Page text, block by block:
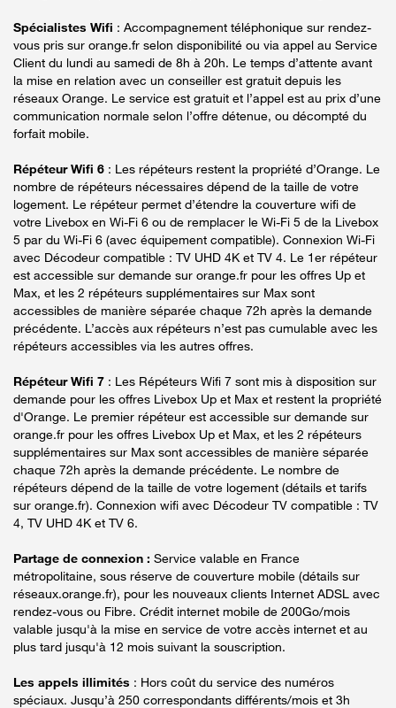
Spécialistes Wifi : Accompagnement téléphonique sur rendez-
vous pris sur orange.fr selon disponibilité ou via appel au Service
Client du lundi au samedi de 8h à 20h. Le temps d’attente avant
la mise en relation avec un conseiller est gratuit depuis les
réseaux Orange. Le service est gratuit et l’appel est au prix d’une
communication normale selon l’offre détenue, ou décompté du
forfait mobile.
Répéteur Wifi 6 : Les répéteurs restent la propriété d’Orange. Le
nombre de répéteurs nécessaires dépend de la taille de votre
logement. Le répéteur permet d’étendre la couverture wifi de
votre Livebox en Wi-Fi 6 ou de remplacer le Wi-Fi 5 de la Livebox
5 par du Wi-Fi 6 (avec équipement compatible). Connexion Wi-Fi
avec Décodeur compatible : TV UHD 4K et TV 4. Le 1er répéteur
est accessible sur demande sur orange.fr pour les offres Up et
Max, et les 2 répéteurs supplémentaires sur Max sont
accessibles de manière séparée chaque 72h après la demande
précédente. L’accès aux répéteurs n’est pas cumulable avec les
répéteurs accessibles via les autres offres.
Répéteur Wifi 7 : Les Répéteurs Wifi 7 sont mis à disposition sur
demande pour les offres Livebox Up et Max et restent la propriété
d'Orange. Le premier répéteur est accessible sur demande sur
orange.fr pour les offres Livebox Up et Max, et les 2 répéteurs
supplémentaires sur Max sont accessibles de manière séparée
chaque 72h après la demande précédente. Le nombre de
répéteurs dépend de la taille de votre logement (détails et tarifs
sur orange.fr). Connexion wifi avec Décodeur TV compatible : TV
4, TV UHD 4K et TV 6.
Partage de connexion : Service valable en France
métropolitaine, sous réserve de couverture mobile (détails sur
réseaux.orange.fr), pour les nouveaux clients Internet ADSL avec
rendez-vous ou Fibre. Crédit internet mobile de 200Go/mois
valable jusqu'à la mise en service de votre accès internet et au
plus tard jusqu'à 12 mois suivant la souscription.
Les appels illimités : Hors coût du service des numéros
spéciaux. Jusqu’à 250 correspondants différents/mois et 3h